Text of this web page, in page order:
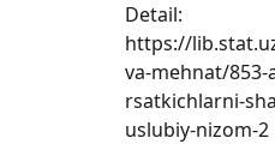
Detail:
https://
va-mehnat/
rsatkichlarni-
uslubiy-nizom-2